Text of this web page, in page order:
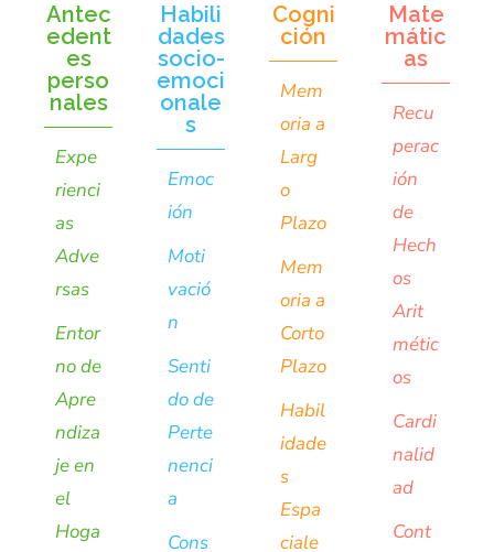
Antec
edent
es
perso
nales
Expe
rienci
as
Adve
rsas
Entor
no de
Apre
ndiza
je en
el
Hoga
Habili
dades
socio-
emoci
onale
s
Emoc
ión
Moti
vació
n
Senti
do de
Perte
nenci
a
Cons
Cogni
ción
Mem
oria a
Larg
o
Plazo
Mem
oria a
Corto
Plazo
Habil
idade
s
Espa
ciale
Mate
mátic
as
Recu
perac
ión
de
Hech
os
Arit
métic
os
Cardi
nalid
ad
Cont